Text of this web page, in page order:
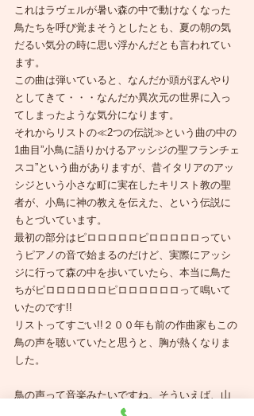
これはラヴェルが暑い森の中で動けなくなった
鳥たちを呼び覚まそうとしたとも、夏の朝の気
だるい気分の時に思い浮かんだとも言われてい
ます。
この曲は弾いていると、なんだか頭がぼんやり
としてきて・・・なんだか異次元の世界に入っ
てしまったような気分になります。
それからリストの≪2つの伝説≫という曲の中の
1曲目”小鳥に語りかけるアッシジの聖フランチェ
スコ”という曲がありますが、昔イタリアのアッ
シジという小さな町に実在したキリスト教の聖
者が、小鳥に神の教えを伝えた、という伝説に
もとづいています。
最初の部分はピロロロロロピロロロロロってい
うピアノの音で始まるのだけど、実際にアッシ
ジに行って森の中を歩いていたら、本当に鳥た
ちがピロロロロロロピロロロロロロって鳴いて
いたのです!!
リストってすごい!!２００年も前の作曲家もこの
鳥の声を聴いていたと思うと、胸が熱くなりま
した。
鳥の声って音楽みたいですね。そういえば、山
や森の中を歩いているときに聞こえる鳥の声っ